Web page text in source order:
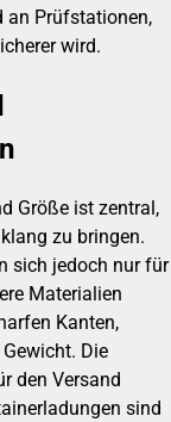
an Prüfstationen,
wird.
Größe ist zentral,
zu bringen.
sich jedoch nur für
Materialien
Kanten,
Die
den Versand
sind